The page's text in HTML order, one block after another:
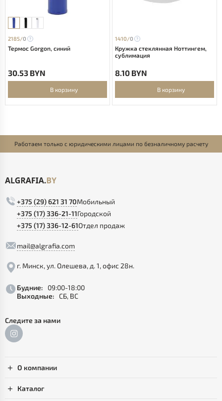
2185/0
Термос Gorgon, синий
30.53 BYN
В корзину
1410/0
Кружка стеклянная Ноттингем,
сублимация
8.10 BYN
В корзину
Работаем только с юридическими лицами по безналичному расчету
+375 (29) 621 31 70Мобильный
+375 (17) 336-21-11Городской
+375 (17) 336-12-61Отдел продаж
mail@algrafia.com
г. Минск, ул. Олешева, д. 1, офис 28н.
Будние:
09:00-18:00
Выходные: СБ, ВС
Следите за нами
О компании
Каталог